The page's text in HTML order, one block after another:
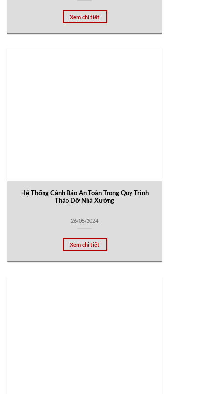
Xem chi tiết
Hệ Thống Cảnh Báo An Toàn Trong Quy Trình
Tháo Dỡ Nhà Xưởng
26/05/2024
Xem chi tiết